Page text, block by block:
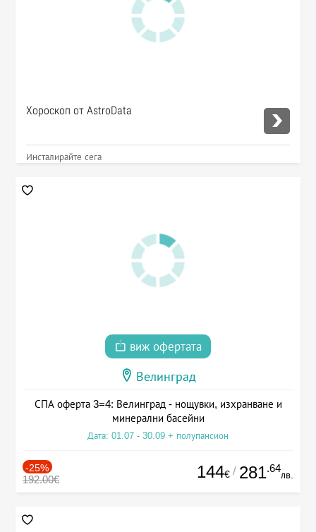
Хороскоп от AstroData
Инсталирайте сега
виж офертата
Велинград
СПА оферта 3=4: Велинград - нощувки, изхранване и
минерални басейни
Дата: 01.07 - 30.09 + полупансион
-25%
192.00€ 144€ / 281.64
лв.